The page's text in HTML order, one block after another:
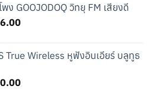
is:
฿119.00.
ง GOOJODOQ วิทยุ FM เสียงดี
Current
฿176.00.
True Wireless หูฟังอินเอียร์ บลูทูธ
Current